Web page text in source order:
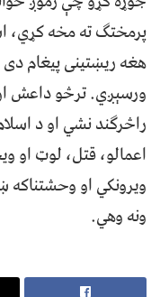
پرمختګ ته مخه کړي،
هغه ریښتینی پیغام دی
ورسېږي. ترڅو داعش
راڅرګند نشي او د
اعمالو، قتل، لوټ او
ویرونکي او وحشتناکه
ونه وهي.